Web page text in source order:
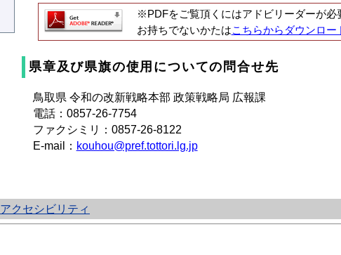
※PDFをご覧頂くにはアドビリーダーが必
お持ちでないかたはこちらからダウンロー
県章及び県旗の使用についての問合せ先
鳥取県 令和の改新戦略本部 政策戦略局 広報課
電話： 0857-26-7754
ファクシミリ：0857-26-8122
E-mail： kouhou@pref.tottori.lg.jp
アクセシビリティ